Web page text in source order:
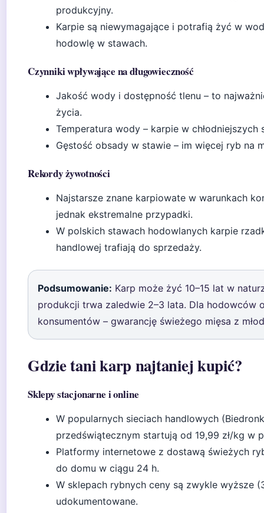
produkcyjny.
Karpie są niewymagające i potrafią żyć w
hodowlę w stawach.
Czynniki wpływające na długowieczność
Jakość wody i dostępność tlenu – to
życia.
Temperatura wody – karpie w chłodniejszych
Gęstość obsady w stawie – im więcej ryb na
Rekordy żywotności
Najstarsze znane karpiowate w warunkach
jednak ekstremalne przypadki.
W polskich stawach hodowlanych karpie
handlowej trafiają do sprzedaży.
Podsumowanie: Karp może żyć 10–15 lat w
produkcji trwa zaledwie 2–3 lata. Dla hodowców
konsumentów – gwarancję świeżego mięsa z
Gdzie tani karp najtaniej kupić?
Sklepy stacjonarne i online
W popularnych sieciach handlowych
przedświątecznym startują od 19,99 zł/kg w
Platformy internetowe z dostawą świeżych
do domu w ciągu 24 h.
W sklepach rybnych ceny są zwykle wyższe
udokumentowane.